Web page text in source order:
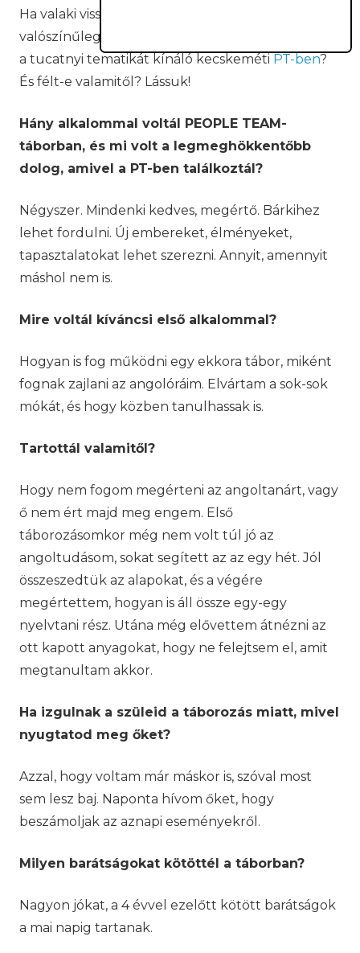
Ha valaki visszajár egy bizonyos táborba, az
valószínűleg nem véletlen. Na de mi tetszett neki
a tucatnyi tematikát kínáló kecskeméti PT-ben?
És félt-e valamitől? Lássuk!
Hány alkalommal voltál PEOPLE TEAM-
táborban, és mi volt a legmeghökkentőbb
dolog, amivel a PT-ben találkoztál?
Négyszer. Mindenki kedves, megértő. Bárkihez
lehet fordulni. Új embereket, élményeket,
tapasztalatokat lehet szerezni. Annyit, amennyit
máshol nem is.
Mire voltál kíváncsi első alkalommal?
Hogyan is fog működni egy ekkora tábor, miként
fognak zajlani az angolóráim. Elvártam a sok-sok
mókát, és hogy közben tanulhassak is.
Tartottál valamitől?
Hogy nem fogom megérteni az angoltanárt, vagy
ő nem ért majd meg engem. Első
táborozásomkor még nem volt túl jó az
angoltudásom, sokat segített az az egy hét. Jól
összeszedtük az alapokat, és a végére
megértettem, hogyan is áll össze egy-egy
nyelvtani rész. Utána még elővettem átnézni az
ott kapott anyagokat, hogy ne felejtsem el, amit
megtanultam akkor.
Ha izgulnak a szüleid a táborozás miatt, mivel
nyugtatod meg őket?
Azzal, hogy voltam már máskor is, szóval most
sem lesz baj. Naponta hívom őket, hogy
beszámoljak az aznapi eseményekről.
Milyen barátságokat kötöttél a táborban?
Nagyon jókat, a 4 évvel ezelőtt kötött barátságok
a mai napig tartanak.